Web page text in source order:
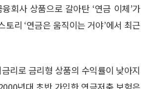
회사 상품으로 갈아탄 ‘연금 이체’가
리 ‘연금은 움직이는 거야’에서 최근
리로 금리형 상품의 수익률이 낮아지